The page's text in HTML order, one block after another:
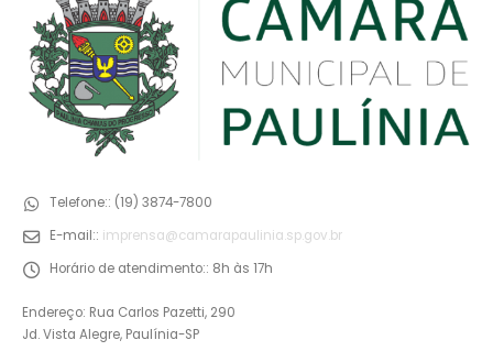
Telefone:: (19) 3874-7800
E-mail:: imprensa@camarapaulinia.sp.gov.br
Horário de atendimento:: 8h às 17h
Endereço: Rua Carlos Pazetti, 290
Jd. Vista Alegre, Paulínia-SP